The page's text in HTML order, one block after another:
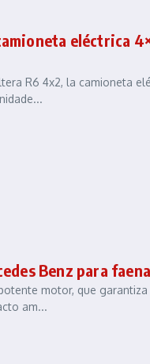
eléctrica
R6 4x2, la camioneta
Benz para
motor, que
am...